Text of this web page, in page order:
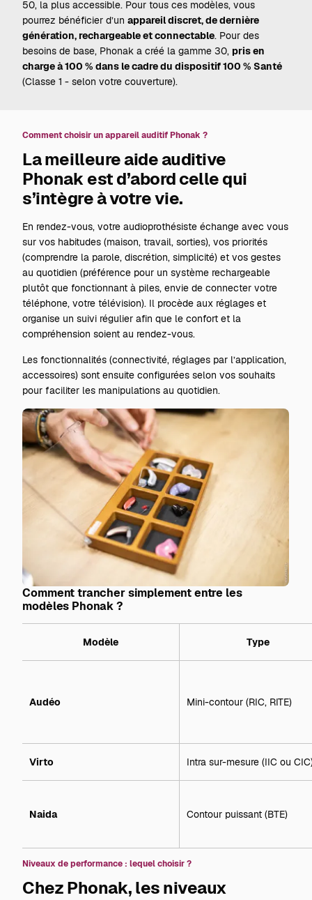
50, la plus accessible. Pour tous ces modèles, vous
pourrez bénéficier d’unappareil discret, de dernière
génération, rechargeable et connectable. Pour des
besoins de base, Phonak a créé la gamme 30, pris en
charge à 100 % dans le cadre du dispositif 100 % Santé
(Classe 1 - selon votre couverture).
Comment choisir un appareil auditif Phonak ?
La meilleure aide auditive
Phonak est d’abord celle qui
s’intègre à votre vie.
En rendez-vous, votre audioprothésiste échange avec vous
sur vos habitudes (maison, travail, sorties), vos priorités
(comprendre la parole, discrétion, simplicité) et vos gestes
au quotidien (préférence pour un système rechargeable
plutôt que fonctionnant à piles, envie de connecter votre
téléphone, votre télévision). Il procède aux réglages et
organise un suivi régulier afin que le confort et la
compréhension soient au rendez-vous.
Les fonctionnalités (connectivité, réglages par l’application,
accessoires) sont ensuite configurées selon vos souhaits
pour faciliter les manipulations au quotidien.
Comment trancher simplement entre les
modèles Phonak ?
Modèle Type
Audéo Mini-contour (RIC, RITE)
Virto Intra sur-mesure (IIC ou
Naida Contour puissant (BTE)
Niveaux de performance : lequel choisir ?
Chez Phonak, les niveaux